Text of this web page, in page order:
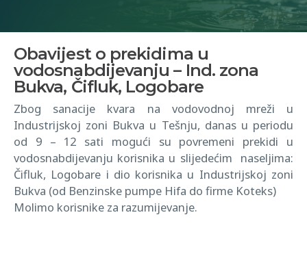
Obavijest o prekidima u
vodosnabdijevanju – Ind. zona
Bukva, Čifluk, Logobare
Zbog sanacije kvara na vodovodnoj mreži u
Industrijskoj zoni Bukva u Tešnju, danas u periodu
od 9 – 12 sati mogući su povremeni prekidi u
vodosnabdijevanju korisnika u slijedećim naseljima:
Čifluk, Logobare i dio korisnika u Industrijskoj zoni
Bukva (od Benzinske pumpe Hifa do firme Koteks)
Molimo korisnike za razumijevanje.